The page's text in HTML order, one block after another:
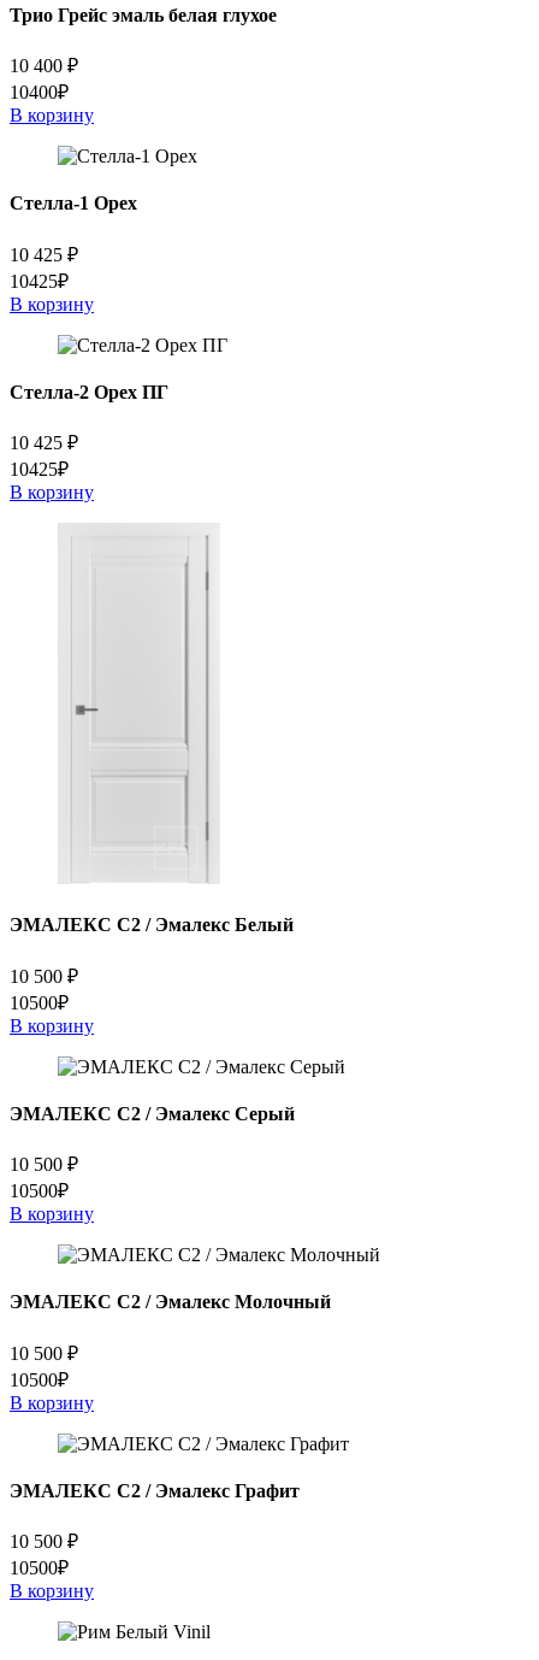
Трио Грейс эмаль белая глухое
10 400 ₽
10400₽
В корзину
Стелла-1 Орех
10 425 ₽
10425₽
В корзину
Стелла-2 Орех ПГ
10 425 ₽
10425₽
В корзину
ЭМАЛЕКС C2 / Эмалекс Белый
10 500 ₽
10500₽
В корзину
ЭМАЛЕКС C2 / Эмалекс Серый
10 500 ₽
10500₽
В корзину
ЭМАЛЕКС C2 / Эмалекс Молочный
10 500 ₽
10500₽
В корзину
ЭМАЛЕКС C2 / Эмалекс Графит
10 500 ₽
10500₽
В корзину